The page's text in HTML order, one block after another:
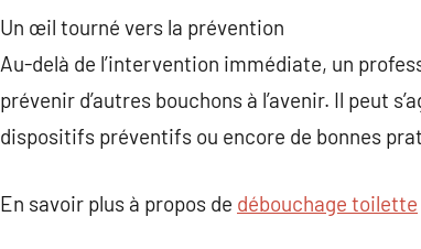
Un œil tourné vers la prévention
Au-delà de l’intervention immédiate, un
prévenir d’autres bouchons à l’avenir. Il peut
dispositifs préventifs ou encore de bonnes
En savoir plus à propos de débouchage toilette